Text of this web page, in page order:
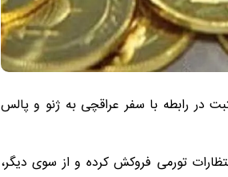
در رابطه با سفر عراقچی به ژنو و پالس
تورمی فروکش کرده و از سوی دیگر،